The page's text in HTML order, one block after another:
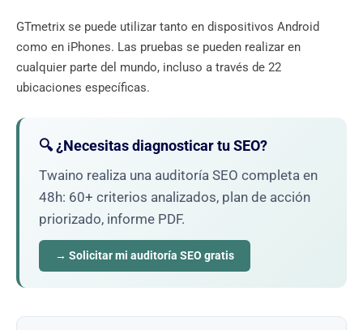
GTmetrix se puede utilizar tanto en dispositivos Android
como en iPhones. Las pruebas se pueden realizar en
cualquier parte del mundo, incluso a través de 22
ubicaciones específicas.
🔍 ¿Necesitas diagnosticar tu SEO?
Twaino realiza una auditoría SEO completa en
48h: 60+ criterios analizados, plan de acción
priorizado, informe PDF.
→ Solicitar mi auditoría SEO gratis